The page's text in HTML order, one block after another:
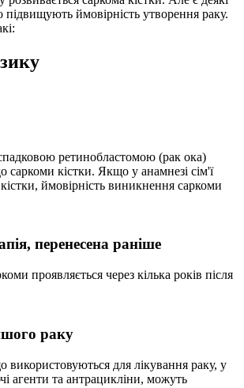
ймовірність утворення раку.
ретинобластомою (рак ока)
саркоми кістки. Якщо у анамнезі сім'ї
ймовірність виникнення саркоми
перенесена раніше
проявляється через кілька років після
раку
використовуються для лікування раку, у
агенти та антрацикліни, можуть